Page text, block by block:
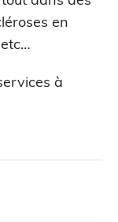
en
à